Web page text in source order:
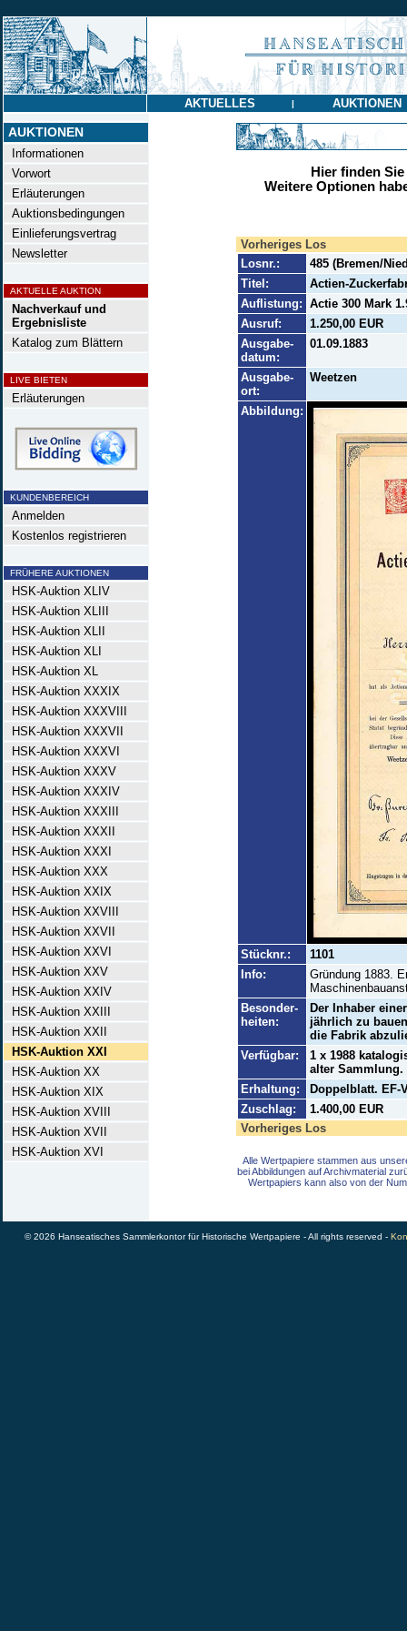
AKTUELLES | AUKTIONEN
AUKTIONEN
Informationen
Vorwort
Erläuterungen
Auktionsbedingungen
Einlieferungsvertrag
Newsletter
AKTUELLE AUKTION
Nachverkauf und
Ergebnisliste
Katalog zum Blättern
LIVE BIETEN
Erläuterungen
KUNDENBEREICH
Anmelden
Kostenlos registrieren
FRÜHERE AUKTIONEN
HSK-Auktion XLIV
HSK-Auktion XLIII
HSK-Auktion XLII
HSK-Auktion XLI
HSK-Auktion XL
HSK-Auktion XXXIX
HSK-Auktion XXXVIII
HSK-Auktion XXXVII
HSK-Auktion XXXVI
HSK-Auktion XXXV
HSK-Auktion XXXIV
HSK-Auktion XXXIII
HSK-Auktion XXXII
HSK-Auktion XXXI
HSK-Auktion XXX
HSK-Auktion XXIX
HSK-Auktion XXVIII
HSK-Auktion XXVII
HSK-Auktion XXVI
HSK-Auktion XXV
HSK-Auktion XXIV
HSK-Auktion XXIII
HSK-Auktion XXII
HSK-Auktion XXI
HSK-Auktion XX
HSK-Auktion XIX
HSK-Auktion XVIII
HSK-Auktion XVII
HSK-Auktion XVI
Hier finden
Weitere Optionen
Vorheriges Los
Losnr.:
485 (Bremen/
Titel:
Actien-
Auflistung: Actie 300 Mark
Ausruf:
1.250,00 EUR
Ausgabe-
datum:
01.09.1883
Ausgabe-
ort:
Weetzen
Abbildung:
Stücknr.:
1101
Info:
Gründung 1883.
Besonder-
heiten:
Der Inhaber
jährlich zu
die Fabrik
Verfügbar:
1 x 1988
alter Sammlung.
Erhaltung:
Doppelblatt. EF-
Zuschlag:
1.400,00 EUR
Vorheriges Los
Alle Wertpapiere stammen aus
bei Abbildungen auf Archivmaterial
Wertpapiers kann also von der
© 2026 Hanseatisches Sammlerkontor für Historische Wertpapiere - All rights reserved -